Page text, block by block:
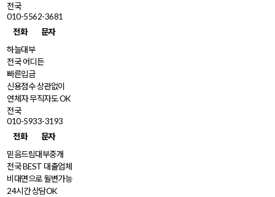
전국
010-5562-3681
전화
문자
하늘대부
전국 어디든
빠른입금
신용점수 상관없이
연체자 무직자도 OK
전국
010-5933-3193
전화
문자
믿음드림대부중개
전국 BEST 대출업체
비대면으로 월변가능
24시간 상담OK